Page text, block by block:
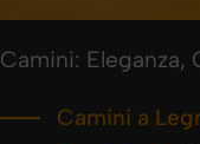
Camini: Eleganza,
Camini a